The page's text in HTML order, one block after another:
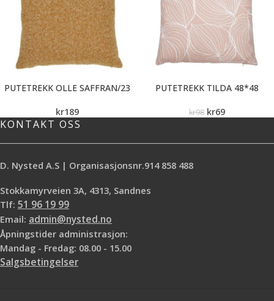
PUTETREKK OLLE SAFFRAN/23
kr189
PUTETREKK TILDA 48*48
kr98 kr69
KONTAKT OSS
D. Nysted A.S | Organisasjonsnr.914 858 488
Stokkamyrveien 3A, 4313, Sandnes
Tlf: 51 96 19 99
Email: admin@nysted.no
Åpningstider administrasjon:
Mandag - Fredag: 08.00 - 15.00
Salgsbetingelser